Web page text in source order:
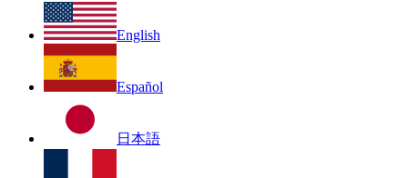
English
Español
日本語